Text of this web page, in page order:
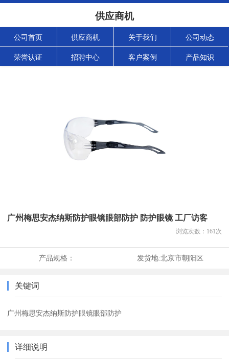
供应商机
公司首页 供应商机 关于我们 公司动态
荣誉认证 招聘中心 客户案例 产品知识
广州梅思安杰纳斯防护眼镜眼部防护 防护眼镜 工厂访客
浏览次数： 161次
产品规格： 发货地:北京市朝阳区
关键词
广州梅思安杰纳斯防护眼镜眼部防护
详细说明